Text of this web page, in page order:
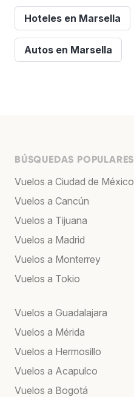
Hoteles en Marsella
Autos en Marsella
BÚSQUEDAS POPULARES
Vuelos a Ciudad de México
Vuelos a Cancún
Vuelos a Tijuana
Vuelos a Madrid
Vuelos a Monterrey
Vuelos a Tokio
Vuelos a Guadalajara
Vuelos a Mérida
Vuelos a Hermosillo
Vuelos a Acapulco
Vuelos a Bogotá